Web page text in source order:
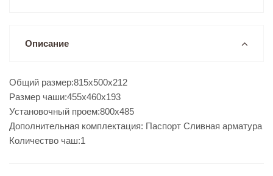
Описание
Общий размер:815x500x212
Размер чаши:455x460x193
Установочный проем:800x485
Дополнительная комплектация: Паспорт Сливная арматура
Количество чаш:1